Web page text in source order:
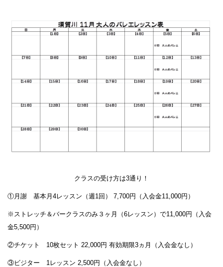
クラスの受け方は3通り！
①月謝 基本月4レッスン（週1回） 7,700円（入会金11,000円）
※ストレッチ＆バークラスのみ３ヶ月（6レッスン）で11,000円（入会
金5,500円）
②チケット 10枚セット 22,000円 有効期限3ヵ月（入会金なし）
③ビジター 1レッスン 2,500円（入会金なし）